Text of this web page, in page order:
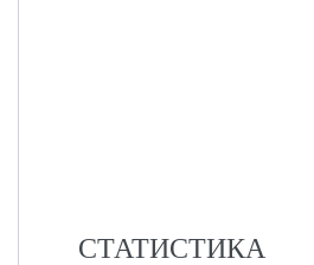
СТАТИСТИКА